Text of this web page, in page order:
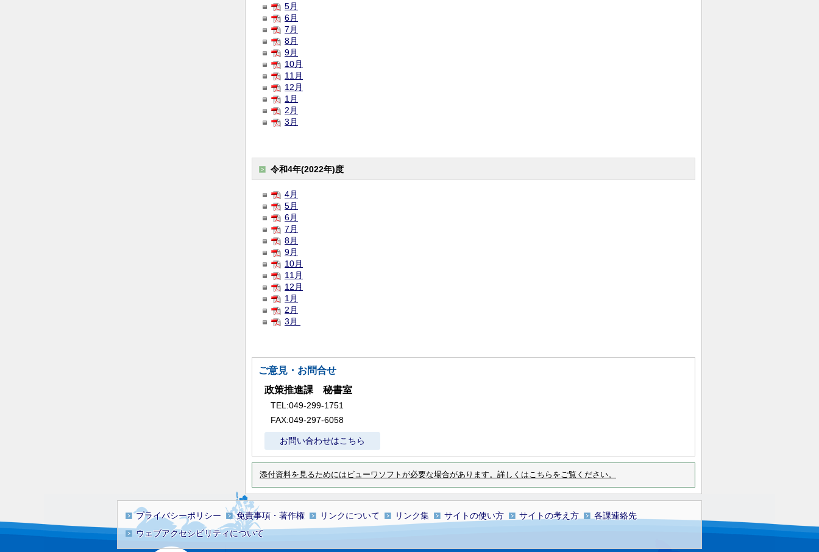
5月
6月
7月
8月
9月
10月
11月
12月
1月
2月
3月
令和4年(2022年)度
4月
5月
6月
7月
8月
9月
10月
11月
12月
1月
2月
3月
ご意見・お問合せ
政策推進課 秘書室
TEL:049-299-1751
FAX:049-297-6058
お問い合わせはこちら
添付資料を見るためにはビューワソフトが必要な場合があります。詳しくはこちらをご覧ください。
プライバシーポリシー 免責事項・著作権 リンクについて リンク集 サイトの使い方 サイトの考え方
各課連絡先
ウェブアクセシビリティについて